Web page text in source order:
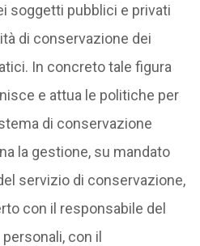
soggetti pubblici e privati
di conservazione dei
In concreto tale figura
e attua le politiche per
di conservazione
la gestione, su mandato
servizio di conservazione,
con il responsabile del
con il